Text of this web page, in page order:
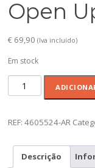
Open
€ 69,90 (Iva incluído)
Em stock
Quantidade
de
Degustacao
Up
-4605524-
REF:4605524-AR
Descrição